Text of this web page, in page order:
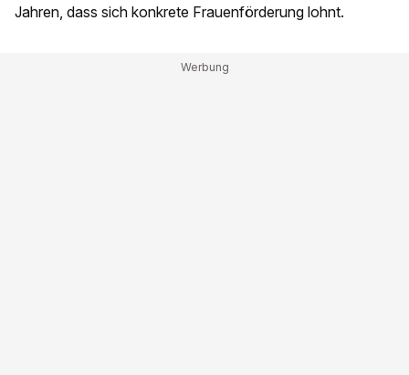
Jahren, dass sich konkrete Frauenförderung lohnt.